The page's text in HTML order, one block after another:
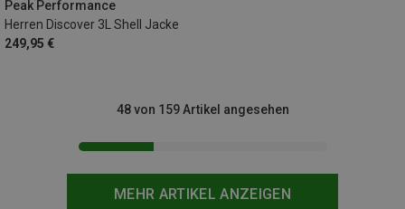
Peak Performance
Herren Discover 3L Shell Jacke
249,95 €
MEHR ARTIKEL ANZEIGEN
48 von 159 Artikel angesehen